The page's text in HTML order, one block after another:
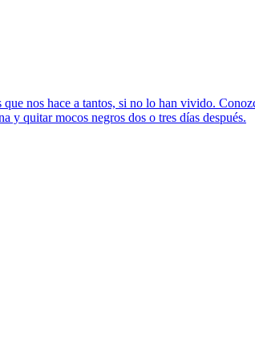
nos hace a tantos, si no lo han vivido.
y quitar mocos negros dos o tres días después.